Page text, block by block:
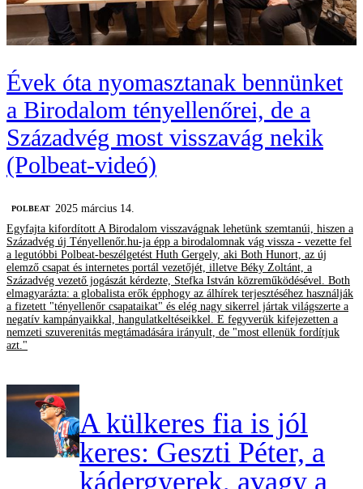
Évek óta nyomasztanak bennünket
a Birodalom tényellenőrei, de a
Századvég most visszavág nekik
(Polbeat-videó)
‎POLBEAT
2025 március 14.
Egyfajta kifordított A Birodalom visszavágnak lehetünk szemtanúi, hiszen a
Századvég új Tényellenőr.hu-ja épp a birodalomnak vág vissza - vezette fel
a legutóbbi Polbeat-beszélgetést Huth Gergely, aki Both Hunort, az új
elemző csapat és internetes portál vezetőjét, illetve Béky Zoltánt, a
Századvég vezető jogászát kérdezte, Stefka István közreműködésével. Both
elmagyarázta: a globalista erők épphogy az álhírek terjesztéséhez használják
a fizetett "tényellenőr csapataikat" és elég nagy sikerrel jártak világszerte a
negatív kampányaikkal, hangulatkeltéseikkel. E fegyverük kifejezetten a
nemzeti szuverenitás megtámadására irányult, de "most ellenük fordítjuk
azt."
A külkeres fia is jól
keres: Geszti Péter, a
kádergyerek, avagy a